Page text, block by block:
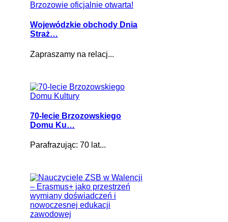
Wojewódzkie obchody Dnia
Straż…
Zapraszamy na relacj...
70-lecie Brzozowskiego
Domu Ku…
Parafrazując: 70 lat...